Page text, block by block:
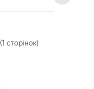
сторінок)